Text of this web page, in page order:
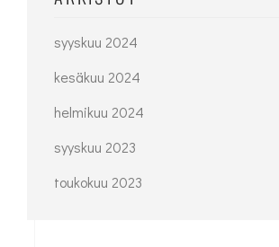
syyskuu 2024
kesäkuu 2024
helmikuu 2024
syyskuu 2023
toukokuu 2023